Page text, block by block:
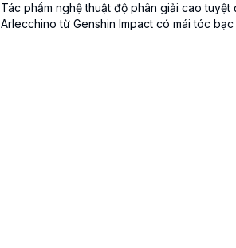
Tác phẩm nghệ thuật độ phân giải cao tuyệt
Arlecchino từ Genshin Impact có mái tóc